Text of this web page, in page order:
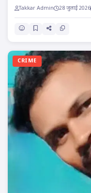
Takkar Admin 28 जुलाई 2026
CRIME